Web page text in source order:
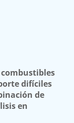
difíciles
de
en